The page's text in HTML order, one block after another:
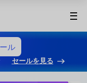
ル
セールを見る